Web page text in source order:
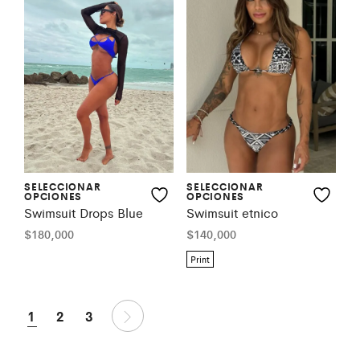
SELECCIONAR
OPCIONES
Swimsuit Drops Blue
$180,000
SELECCIONAR
OPCIONES
Swimsuit etnico
$140,000
Print
1 2 3